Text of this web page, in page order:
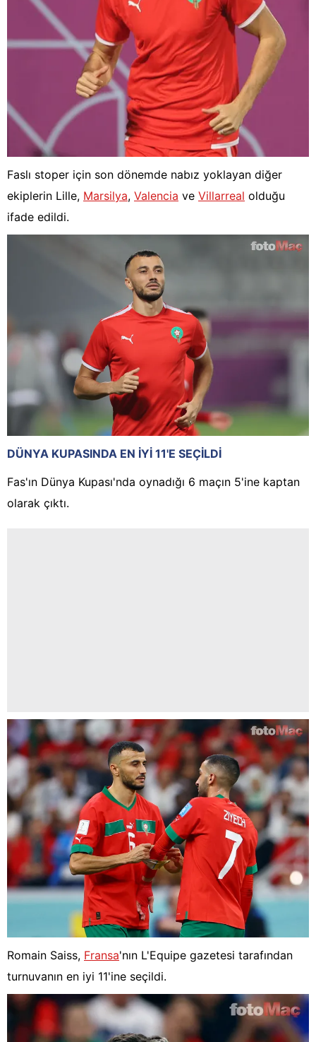
Faslı stoper için son dönemde nabız yoklayan diğer
ekiplerin Lille, Marsilya, Valencia ve Villarreal olduğu
ifade edildi.
DÜNYA KUPASINDA EN İYİ 11'E SEÇİLDİ
Fas'ın Dünya Kupası'nda oynadığı 6 maçın 5'ine kaptan
olarak çıktı.
Romain Saiss, Fransa'nın L'Equipe gazetesi tarafından
turnuvanın en iyi 11'ine seçildi.